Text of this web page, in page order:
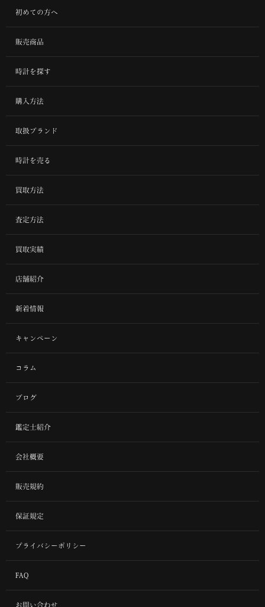
初めての方へ
販売商品
時計を探す
購入方法
取扱ブランド
時計を売る
買取方法
査定方法
買取実績
店舗紹介
新着情報
キャンペーン
コラム
ブログ
鑑定士紹介
会社概要
販売規約
保証規定
プライバシーポリシー
FAQ
お問い合わせ